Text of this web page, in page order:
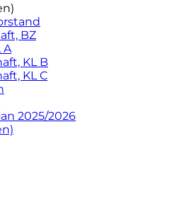
BZ
A
KL B
KL C
2025/2026